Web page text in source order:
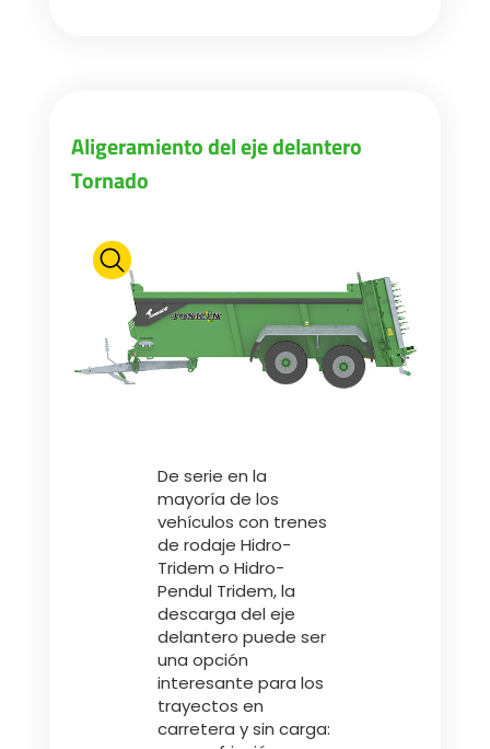
Aligeramiento del eje delantero
Tornado
De serie en la
mayoría de los
vehículos con trenes
de rodaje Hidro-
Tridem o Hidro-
Pendul Tridem, la
descarga del eje
delantero puede ser
una opción
interesante para los
trayectos en
carretera y sin carga: